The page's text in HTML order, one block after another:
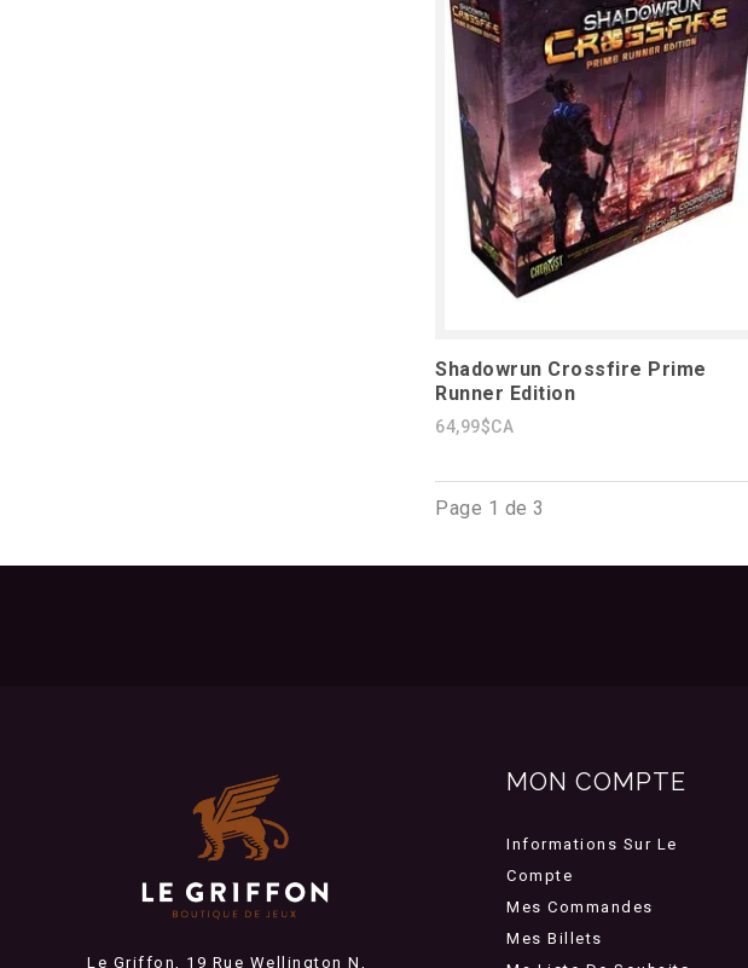
Shadowrun Crossfire Prime
Runner Edition
64,99$CA
Page 1 de 3
Le Griffon, 19 Rue Wellington N,
MON COMPTE
Informations Sur Le
Compte
Mes Commandes
Mes Billets